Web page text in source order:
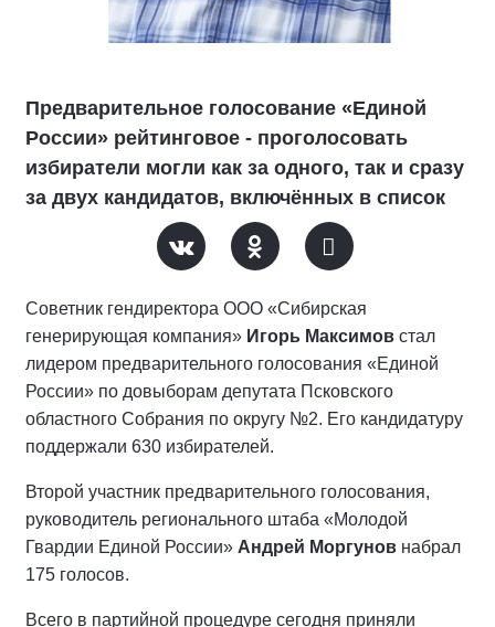
Предварительное голосование «Единой
России» рейтинговое - проголосовать
избиратели могли как за одного, так и сразу
за двух кандидатов, включённых в список
Советник гендиректора ООО «Сибирская
генерирующая компания» Игорь Максимов стал
лидером предварительного голосования «Единой
России» по довыборам депутата Псковского
областного Собрания по округу №2. Его кандидатуру
поддержали 630 избирателей.
Второй участник предварительного голосования,
руководитель регионального штаба «Молодой
Гвардии Единой России» Андрей Моргунов набрал
175 голосов.
Всего в партийной процедуре сегодня приняли